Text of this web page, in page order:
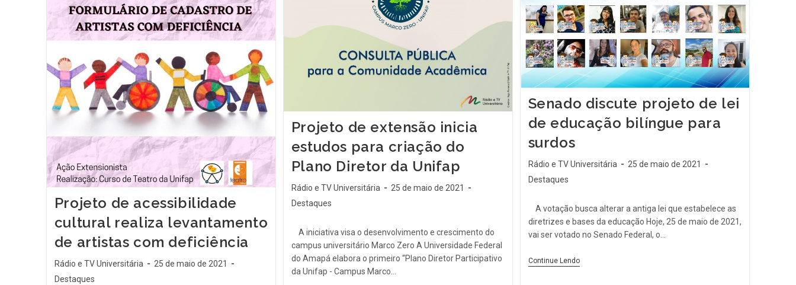
Projeto de acessibilidade
cultural realiza levantamento
de artistas com deficiência
Rádio e TV Universitária
25 de maio de 2021
Destaques
Projeto de extensão inicia
estudos para criação do
Plano Diretor da Unifap
Rádio e TV Universitária
25 de maio de 2021
Destaques
A iniciativa visa o desenvolvimento e crescimento do
campus universitário Marco Zero A Universidade Federal
do Amapá elabora o primeiro “Plano Diretor Participativo
da Unifap - Campus Marco…
Senado discute projeto de lei
de educação bilíngue para
surdos
Rádio e TV Universitária
25 de maio de 2021
Destaques
A votação busca alterar a antiga lei que estabelece as
diretrizes e bases da educação Hoje, 25 de maio de 2021,
vai ser votado no Senado Federal, o…
Continue Lendo